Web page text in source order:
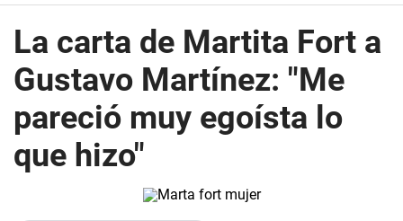
La carta de Martita Fort a
Gustavo Martínez: "Me
pareció muy egoísta lo
que hizo"